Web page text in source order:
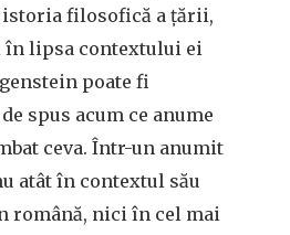
istoria filosofică a țării,
în lipsa contextului ei
poate fi
spus acum ce anume
ceva. Într-un anumit
atât în contextul său
română, nici în cel mai